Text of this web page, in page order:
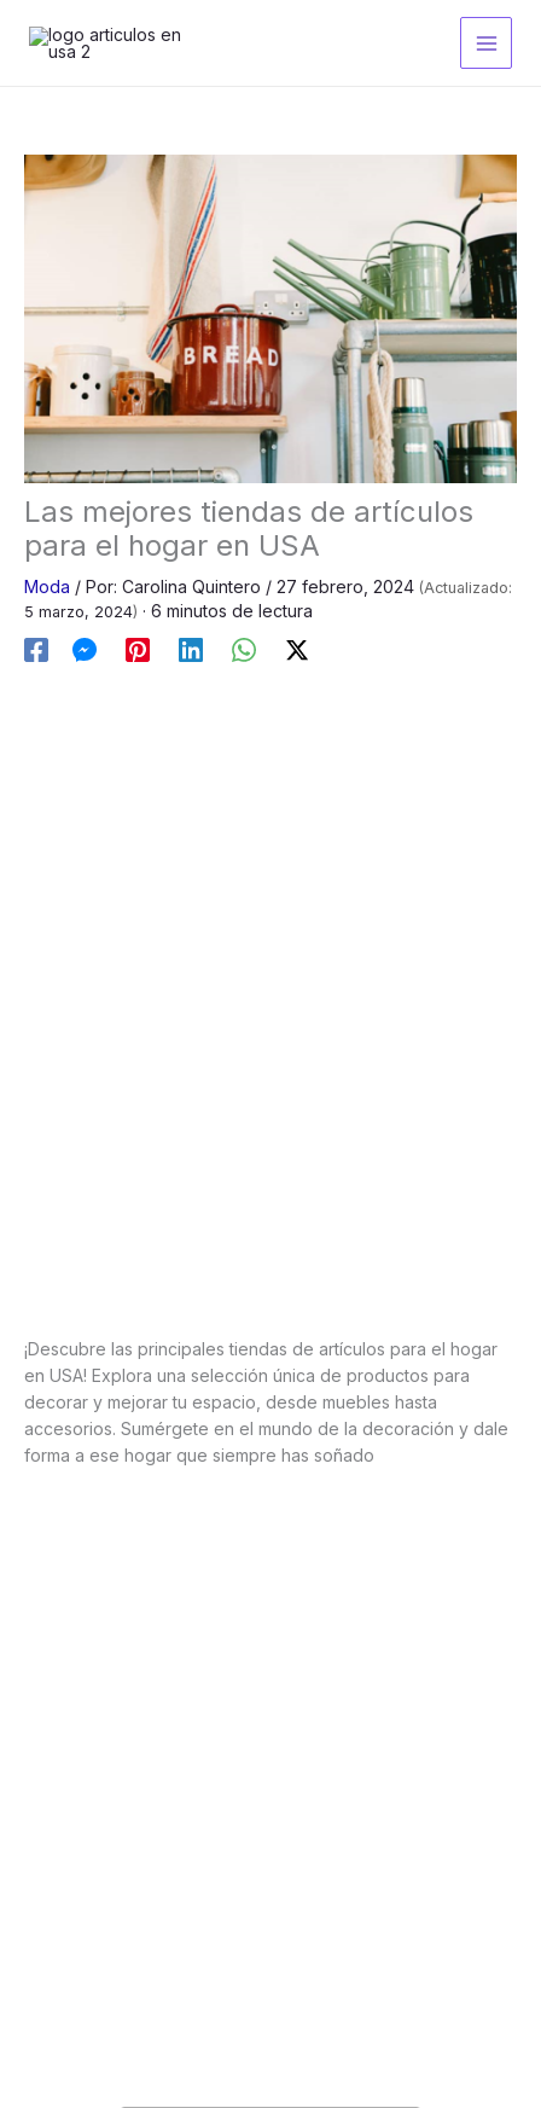
contenido
Las mejores tiendas de artículos
para el hogar en USA
Moda / Por: Carolina Quintero / 27 febrero, 2024 (Actualizado:
5 marzo, 2024) · 6 minutos de lectura
¡Descubre las principales tiendas de artículos para el hogar
en USA! Explora una selección única de productos para
decorar y mejorar tu espacio, desde muebles hasta
accesorios. Sumérgete en el mundo de la decoración y dale
forma a ese hogar que siempre has soñado